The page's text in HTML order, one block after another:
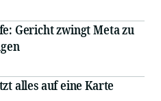
Gericht zwingt Meta zu
alles auf eine Karte